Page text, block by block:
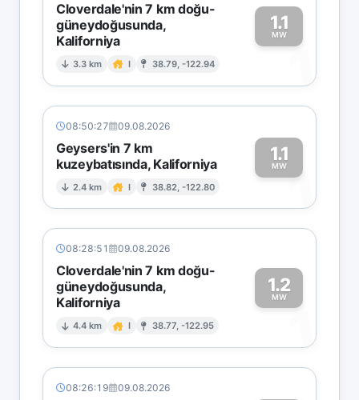
Cloverdale'nin 7 km doğu-
güneydoğusunda,
Kaliforniya
3.3 km I 38.79, -122.94
1.1
MW
1
08:50:27 09.08.2026
Geysers'in 7 km
kuzeybatısında, Kaliforniya
2.4 km I 38.82, -122.80
1.1
MW1
08:28:51 09.08.2026
Cloverdale'nin 7 km doğu-
güneydoğusunda,
Kaliforniya
4.4 km I 38.77, -122.95
1.2
MW
1
08:26:19 09.08.2026